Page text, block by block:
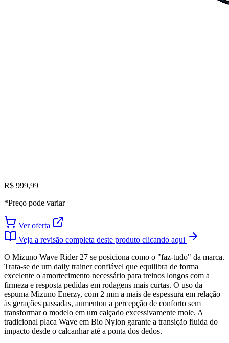
R$ 999,99
*Preço pode variar
Ver oferta
Veja a revisão completa deste produto clicando aqui
O Mizuno Wave Rider 27 se posiciona como o "faz-tudo" da marca.
Trata-se de um daily trainer confiável que equilibra de forma
excelente o amortecimento necessário para treinos longos com a
firmeza e resposta pedidas em rodagens mais curtas. O uso da
espuma Mizuno Enerzy, com 2 mm a mais de espessura em relação
às gerações passadas, aumentou a percepção de conforto sem
transformar o modelo em um calçado excessivamente mole. A
tradicional placa Wave em Bio Nylon garante a transição fluida do
impacto desde o calcanhar até a ponta dos dedos.